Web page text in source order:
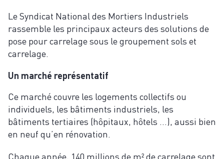
Le Syndicat National des Mortiers Industriels
rassemble les principaux acteurs des solutions de
pose pour carrelage sous le groupement sols et
carrelage.
Un marché représentatif
Ce marché couvre les logements collectifs ou
individuels, les bâtiments industriels, les
bâtiments tertiaires (hôpitaux, hôtels …), aussi bien
en neuf qu’en rénovation.
Chaque année, 140 millions de m² de carrelage sont